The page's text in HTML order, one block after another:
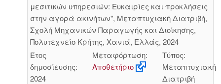
μεσιτικών υπηρεσιών: Ευκαιρίες και προκλήσεις
στην αγορά ακινήτων", Μεταπτυχιακή Διατριβή,
Σχολή Μηχανικών Παραγωγής και Διοίκησης,
Πολυτεχνείο Κρήτης, Χανιά, Ελλάς, 2024
Έτος
δημοσίευσης:
2024
Μεταφόρτωση:
Αποθετήριο
Τύπος:
Μεταπτυχιακή
Διατριβή